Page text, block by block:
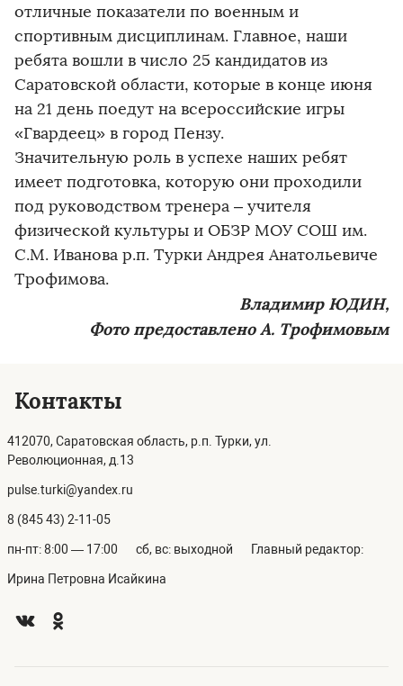
отличные показатели по военным и
спортивным дисциплинам. Главное, наши
ребята вошли в число 25 кандидатов из
Саратовской области, которые в конце июня
на 21 день поедут на всероссийские игры
«Гвардеец» в город Пензу.
Значительную роль в успехе наших ребят
имеет подготовка, которую они проходили
под руководством тренера – учителя
физической культуры и ОБЗР МОУ СОШ им.
С.М. Иванова р.п. Турки Андрея Анатольевиче
Трофимова.
Владимир ЮДИН,
Фото предоставлено А. Трофимовым
Контакты
412070, Саратовская область, р.п. Турки, ул.
Революционная, д.13
pulse.turki@yandex.ru
8 (845 43) 2-11-05
пн-пт: 8:00 — 17:00 сб, вс: выходной Главный редактор:
Ирина Петровна Исайкина